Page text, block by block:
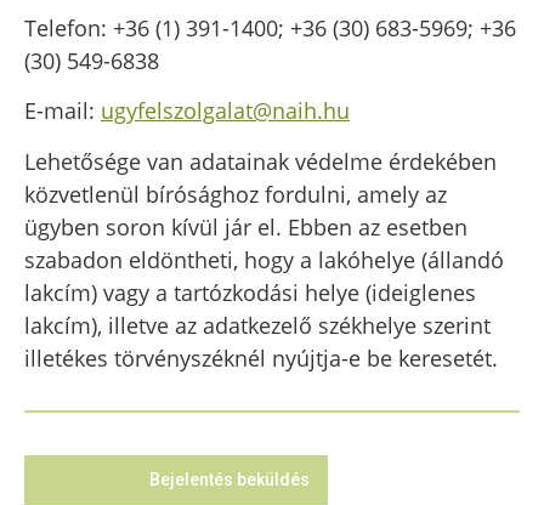
Telefon: +36 (1) 391-1400; +36 (30) 683-5969; +36
(30) 549-6838
E-mail: ugyfelszolgalat@naih.hu
Lehetősége van adatainak védelme érdekében
közvetlenül bírósághoz fordulni, amely az
ügyben soron kívül jár el. Ebben az esetben
szabadon eldöntheti, hogy a lakóhelye (állandó
lakcím) vagy a tartózkodási helye (ideiglenes
lakcím), illetve az adatkezelő székhelye szerint
illetékes törvényszéknél nyújtja-e be keresetét.
Bejelentés beküldés